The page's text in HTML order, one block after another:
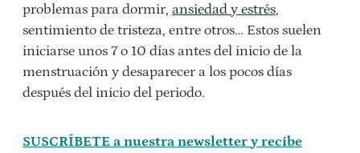
problemas para dormir, ansiedad y estrés,
sentimiento de tristeza, entre otros… Estos suelen
iniciarse unos 7 o 10 días antes del inicio de la
menstruación y desaparecer a los pocos días
después del inicio del periodo.
SUSCRÍBETE a nuestra newsletter y recibe